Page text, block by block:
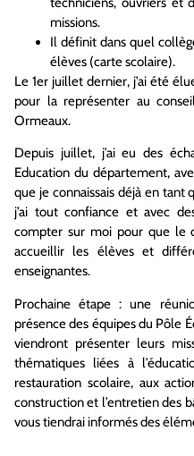
missions.
Il définit dans quel
élèves (carte scolaire).
Le 1er juillet dernier, j’ai été
pour la représenter au
Ormeaux.
Depuis juillet, j’ai eu des
Education du département,
que je connaissais déjà en tant
j’ai tout confiance et avec
compter sur moi pour que le
accueillir les élèves et
enseignantes.
Prochaine étape : une
présence des équipes du Pôle
viendront présenter leurs
thématiques liées à
restauration scolaire, aux
construction et l’entretien des
vous tiendrai informés des